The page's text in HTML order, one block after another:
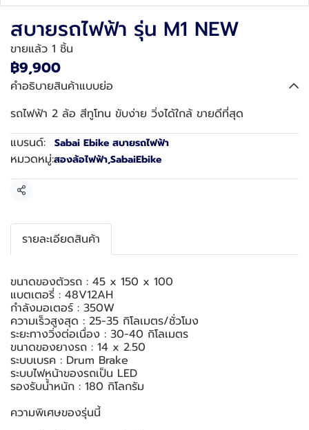
สบายรถไฟฟ้า รุ่น M1 NEW
ขายแล้ว 1 ชิ้น
฿9,900
คำอธิบายสินค้าแบบย่อ
รถไฟฟ้า 2 ล้อ สีทูโทน ขับง่าย วิ่งได้ใกล้ ขายดีที่สุด
แบรนด์:
Sabai Ebike สบายรถไฟฟ้า
หมวดหมู่:สองล้อไฟฟ้า,SabaiEbike
แชร์
รายละเอียดสินค้า
ขนาดของตัวรถ : 45 x 150 x 100
แบตเตอรี่ : 48V12AH
กำลังมอเตอร์ : 350W
ความเร็วสูงสุด : 25-35 กิโลเมตร/ชั่วโมง
ระยะทางวิ่งต่อเนื่อง : 30-40 กิโลเมตร
ขนาดของยางรถ : 14 x 2.50
ระบบเบรค : Drum Brake
ระบบไฟหน้าของรถเป็น LED
รองรับน้ำหนัก : 180 กิโลกรัม
ความพิเศษของรุ่นนี้